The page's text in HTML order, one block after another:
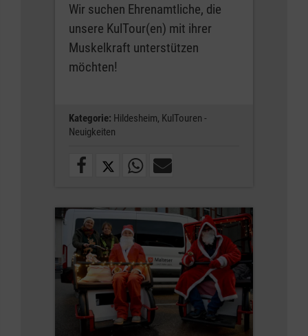
Wir suchen Ehrenamtliche, die
unsere KulTour(en) mit ihrer
Muskelkraft unterstützen
möchten!
Kategorie: Hildesheim, KulTouren -
Neuigkeiten